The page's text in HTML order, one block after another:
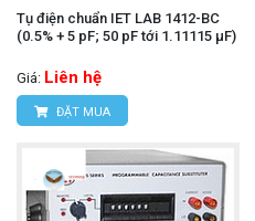
Tụ điện chuẩn IET LAB 1412-BC
(0.5% + 5 pF; 50 pF tới 1.11115 µF)
Giá: Liên hệ
ĐẶT MUA